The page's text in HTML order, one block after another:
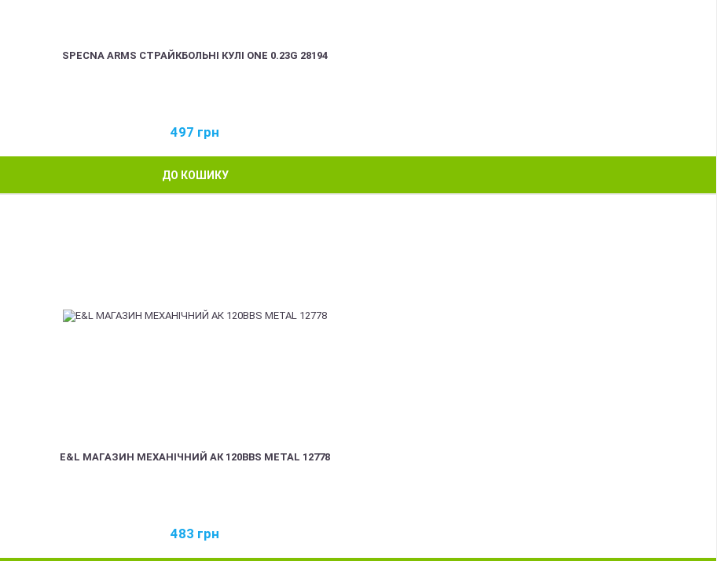
SPECNA ARMS СТРАЙКБОЛЬНІ КУЛІ ONE 0.23G 28194
497 грн
ДО КОШИКУ
E&L МАГАЗИН МЕХАНІЧНИЙ АК 120BBS METAL 12778
483 грн